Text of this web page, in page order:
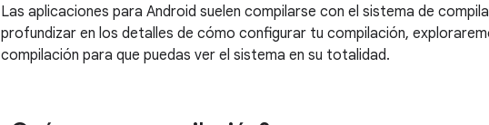
Las aplicaciones para Android suelen compilarse con el sistema de
profundizar en los detalles de cómo configurar tu compilación,
compilación para que puedas ver el sistema en su totalidad.